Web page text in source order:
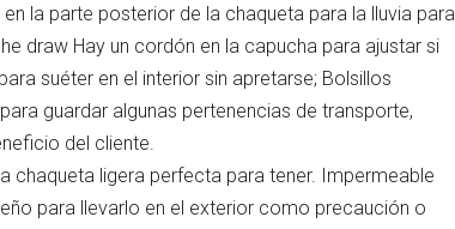
la parte posterior de la chaqueta para la lluvia para
draw Hay un cordón en la capucha para ajustar si
suéter en el interior sin apretarse; Bolsillos
guardar algunas pertenencias de transporte,
del cliente.
chaqueta ligera perfecta para tener. Impermeable
para llevarlo en el exterior como precaución o